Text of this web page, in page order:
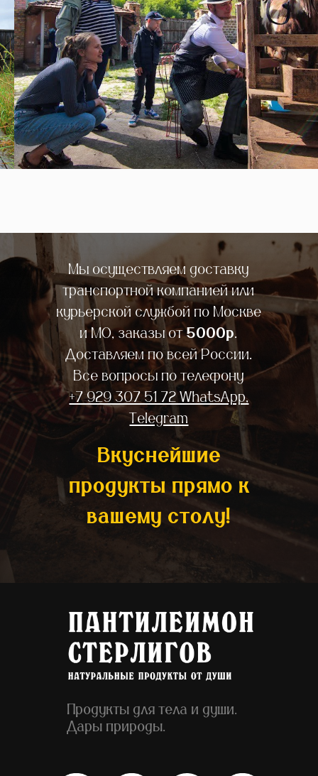
Мы осуществляем доставку
транспортной компанией или
курьерской службой по Москве
и МО, заказы от5000р.
Доставляем по всей России.
Все вопросы по телефону
+7 929 307 51 72 WhatsApp,
Telegram
Вкуснейшие
продукты прямо к
вашему столу!
Продукты для тела и души.
Дары природы.